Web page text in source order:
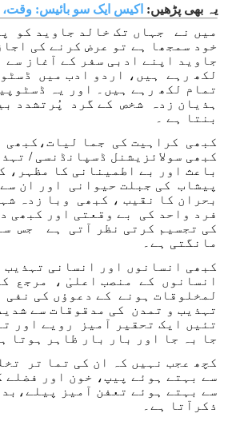
یہ بھی پڑھیں: اکیس ایک سو بائیس:
خود سمجھا ہے تو عرض کرنے کی
جاوید اپنے ادبی سفر کے آغاز
لکھ رہے ہیں، اردو ادب میں
تمام لکھ رہے ہیں۔ اور یہ
ہذیان زدہ شخص کے گرد پُرتشدد
بنتا ہے ۔
کبھی کراہیت کی جما لیات،کبھی
کبھی سولائزیشنل ڈسپانڈنسی /
باعث اور بے اطمینانی کا مظہر،
پیشاب کی جبلت حیوانی اور ان
بحران کا نقیب ، کبھی وبا زدہ
فرد واحد کی بے وقعتی اور کبھی
کی تجسیم کرتی نظر آتی ہے جس
مانگتی ہے۔
کبھی انسانوں اور انسانی تہذیب
انسانوں کے منصب اعلیٰ ، مرجع
لمخلوقات ہونے کے دعوؤں کی نفی
تہذیب و تمدن کی مدقوقات سے
تئیں ایک تحقیر آمیز رویے اور
جا بہ جا اور بار بار ظاہر ہوتا
کچھ عجب نہیں کہ ان کی تما تر
سے بہتے ہوئے پیپ، خون اور فضلے
سے بہتے ہوئے تعفن آمیز
ذکرآتا ہے۔